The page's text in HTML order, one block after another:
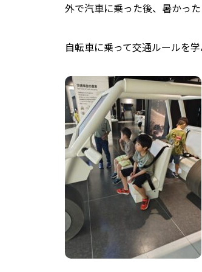
外で汽車に乗った後、暑かっ
自転車に乗って交通ルールを